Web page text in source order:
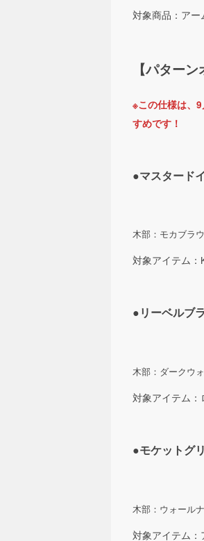
対象商品：ア
【パター
※この仕様は、
すめです！
●マスタード
木部：モカブラ
対象アイテム
●リーベルブ
木部：ダークウ
対象アイテム
●モケットグ
木部：ウォール
対象アイテム